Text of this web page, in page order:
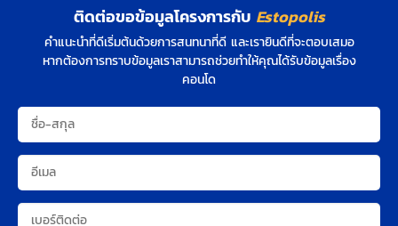
ติดต่อขอข้อมูลโครงการกับ Estopolis
คำแนะนำที่ดีเริ่มต้นด้วยการสนทนาที่ดี และเรายินดีที่จะตอบเสมอ
หากต้องการทราบข้อมูลเราสามารถช่วยทำให้คุณได้รับข้อมูลเรื่อง
คอนโด